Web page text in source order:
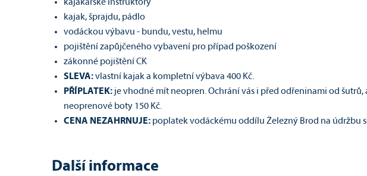
kajakářské instruktory
kajak, šprajdu, pádlo
vodáckou výbavu - bundu, vestu, helmu
pojištění zapůjčeného vybavení pro případ poškození
zákonné pojištění CK
SLEVA:vlastní kajak a kompletní výbava 400 Kč.
PŘÍPLATEK: je vhodné mít neopren. Ochrání vás i před odřeninami od
neoprenové boty 150 Kč.
CENA NEZAHRNUJE: poplatek vodáckému oddílu Železný Brod na údržbu
Další informace